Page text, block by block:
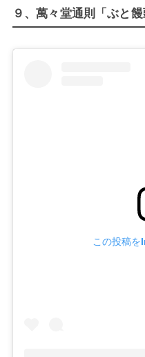
９、萬々堂通則「ぶと饅
この投稿